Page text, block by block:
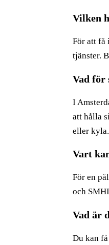
Vilken
För att få
tjänster.
Vad för
I
att hålla
eller kyla.
Vart
För en
och
Vad är
Du kan